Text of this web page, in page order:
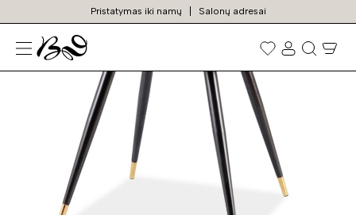
Pristatymas iki namų Salonų adresai
Prekių
paieška
N